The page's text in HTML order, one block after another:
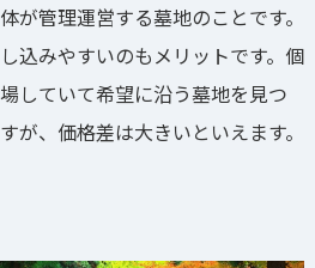
が管理運営する墓地のことです。
込みやすいのもメリットです。個
していて希望に沿う墓地を見つ
が、価格差は大きいといえます。